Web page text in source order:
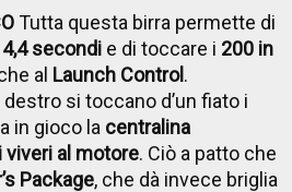
Tutta questa birra permette di
secondi e di toccare i 200 in
al Launch Control.
si toccano d’un fiato i
in gioco la centralina
viveri al motore. Ciò a patto che
Package, che dà invece briglia